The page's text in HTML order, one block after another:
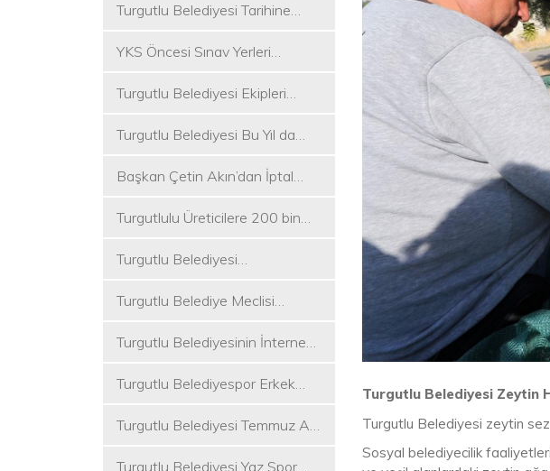
Mesai
Turgutlu Belediyesi Tarihine
YKS Öncesi Sınav Yerleri
Turgutlu Belediyesi Ekipleri
Hizmete Devam Ediyor
Turgutlu Belediyesi Bu Yıl da
Kuracak
Başkan Çetin Akın’dan İptal
Turgutlulu Üreticilere 200 bin
Turgutlu Belediyesi
Turgutlu Belediye Meclisi
Turgutlu Belediyesinin İnternet
Turgutlu Belediyespor Erkek
Turgutlu Belediyesi Temmuz Ayı
Turgutlu Belediyesi Yaz Spor
Turgutlu Belediyesi Zeytin
Turgutlu Belediyesi zeytin
Sosyal belediyecilik